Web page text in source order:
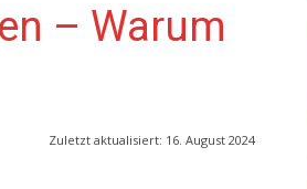
– Warum
Zuletzt aktualisiert: 16. August 2024